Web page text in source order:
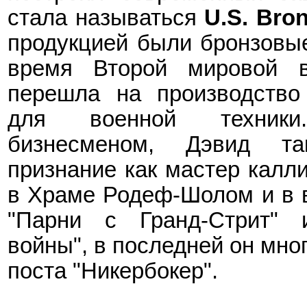
стала называться U.S.
продукцией были
время Второй мировой
перешла на
для военной
бизнесменом, Дэвид
признание как мастер
в Храме Родеф-Шолом и в
"Парни с Гранд-Стрит"
войны", в последней он
поста "Никербокер".